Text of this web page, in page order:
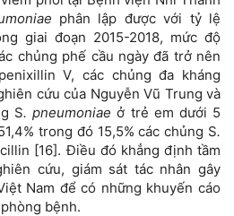
phân lập được với tỷ lệ
giai đoạn 2015-2018, mức độ
chủng phế cầu ngày đã trở nên
V, các chủng đa kháng
cứu của Nguyễn Vũ Trung và
S. pneumoniae ở trẻ em dưới 5
trong đó 15,5% các chủng S.
[16]. Điều đó khẳng định tầm
cứu, giám sát tác nhân gây
Nam để có những khuyến cáo
bệnh.